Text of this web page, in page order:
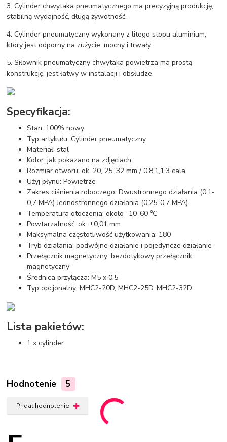
3. Cylinder chwytaka pneumatycznego ma precyzyjną produkcję,
stabilną wydajność, długą żywotność.
4. Cylinder pneumatyczny wykonany z litego stopu aluminium,
który jest odporny na zużycie, mocny i trwały.
5. Siłownik pneumatyczny chwytaka powietrza ma prostą
konstrukcję, jest łatwy w instalacji i obsłudze.
Specyfikacja:
Stan: 100% nowy
Typ artykułu: Cylinder pneumatyczny
Materiał: stal
Kolor: jak pokazano na zdjęciach
Rozmiar otworu: ok. 20, 25, 32 mm / 0,8,1,1,3 cala
Użyj płynu: Powietrze
Zakres ciśnienia roboczego: Dwustronnego działania (0,1-
0,7 MPA) Jednostronnego działania (0,25-0,7 MPA)
Temperatura otoczenia: około -10-60 ℃
Powtarzalność: ok. ±0,01 mm
Maksymalna częstotliwość użytkowania: 180
Tryb działania: podwójne działanie i pojedyncze działanie
Przełącznik magnetyczny: bezdotykowy przełącznik
magnetyczny
Średnica przyłącza: M5 x 0,5
Typ opcjonalny: MHC2-20D, MHC2-25D, MHC2-32D
Lista pakietów:
1 x cylinder
Hodnotenie 5
Pridať hodnotenie